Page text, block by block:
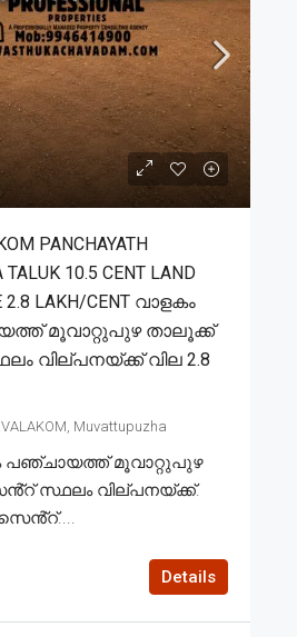
PANCHAYATH
TALUK 10.5 CENT LAND
2.8 LAKH/CENT വാളകം
മൂവാറ്റുപുഴ താലൂക്ക്
വില്പനയ്ക്ക് വില 2.8
Muvattupuzha
പഞ്ചായത്ത് മൂവാറ്റുപുഴ
സ്ഥലം വില്പനയ്ക്ക്.
സെൻ്റ്....
Details